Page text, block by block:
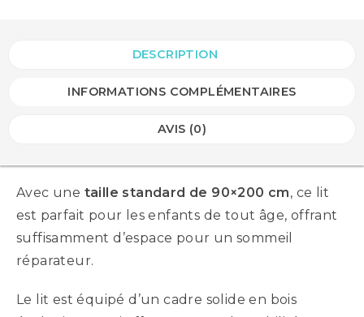
DESCRIPTION
INFORMATIONS COMPLÉMENTAIRES
AVIS (0)
Avec une taille standard de 90×200 cm, ce lit
est parfait pour les enfants de tout âge, offrant
suffisamment d’espace pour un sommeil
réparateur.
Le lit est équipé d’un cadre solide en bois